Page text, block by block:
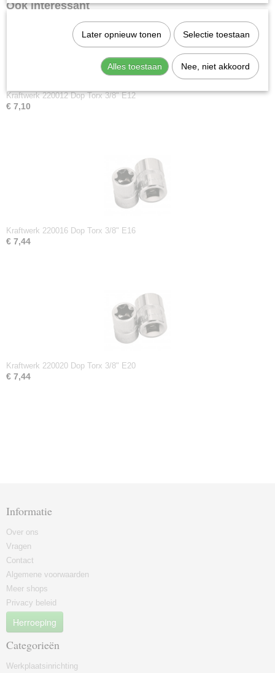
Ook interessant
Kraftwerk 220012 Dop Torx 3/8" E12
€ 7,10
Kraftwerk 220016 Dop Torx 3/8" E16
€ 7,44
Kraftwerk 220020 Dop Torx 3/8" E20
€ 7,44
Informatie
Over ons
Vragen
Contact
Algemene voorwaarden
Meer shops
Privacy beleid
Herroeping
Categorieën
Werkplaatsinrichting
Later opnieuw tonen Selectie toestaan
Alles toestaan Nee, niet akkoord